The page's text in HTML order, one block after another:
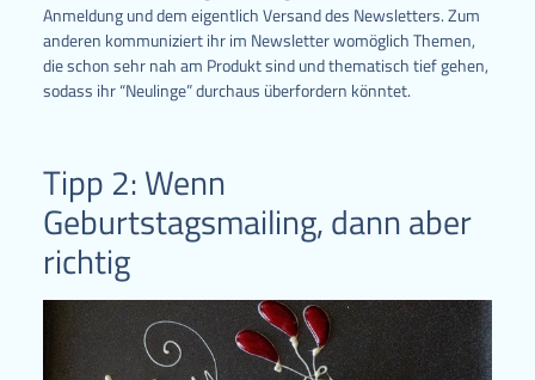
Anmeldung und dem eigentlich Versand des Newsletters. Zum
anderen kommuniziert ihr im Newsletter womöglich Themen,
die schon sehr nah am Produkt sind und thematisch tief gehen,
sodass ihr “Neulinge” durchaus überfordern könntet.
Tipp 2: Wenn
Geburtstagsmailing, dann aber
richtig